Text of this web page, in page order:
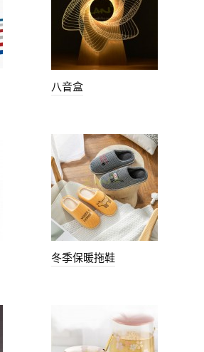
八音盒
冬季保暖拖鞋